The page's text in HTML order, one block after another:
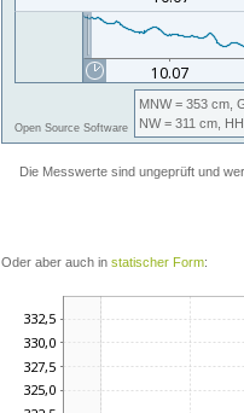
Oder aber auch in statischer Form: